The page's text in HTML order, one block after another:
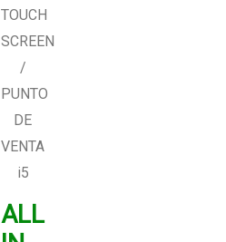
TOUCH
SCREEN
/
PUNTO
DE
VENTA
i5
ALL